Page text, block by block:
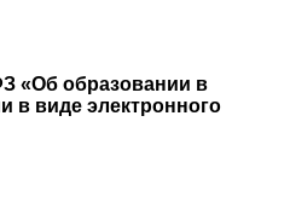
«Об образовании в
в виде электронного